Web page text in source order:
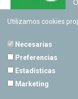
Utilizamos cookies
Necesarias
Preferencias
Estadísticas
Marketing